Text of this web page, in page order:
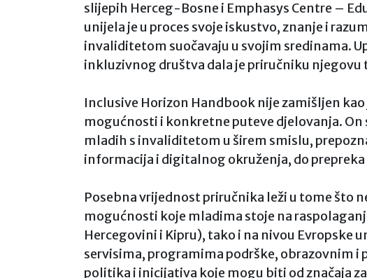
slijepih Herceg-Bosne i Emphasys Centre –
unijela je u proces svoje iskustvo, znanje i
invaliditetom suočavaju u svojim sredinama.
inkluzivnog društva dala je priručniku
Inclusive Horizon Handbook nije zamišljen
mogućnosti i konkretne puteve djelovanja. On
mladih s invaliditetom u širem smislu,
informacija i digitalnog okruženja, do
Posebna vrijednost priručnika leži u tome što
mogućnosti koje mladima stoje na
Hercegovini i Kipru), tako i na nivou
servisima, programima podrške, obrazovnim
politika i inicijativa koje mogu biti od značaja